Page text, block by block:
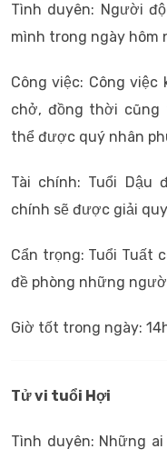
Tình duyên: Người
mình trong ngày hôm
Công việc: Công
chở, đồng thời cũng
thể được quý nhân
Tài chính: Tuổi Dậu
chính sẽ được giải
Cẩn trọng: Tuổi Tuất
đề phòng những
Giờ tốt trong ngày:
Tử vi tuổi Hợi
Tình duyên: Những